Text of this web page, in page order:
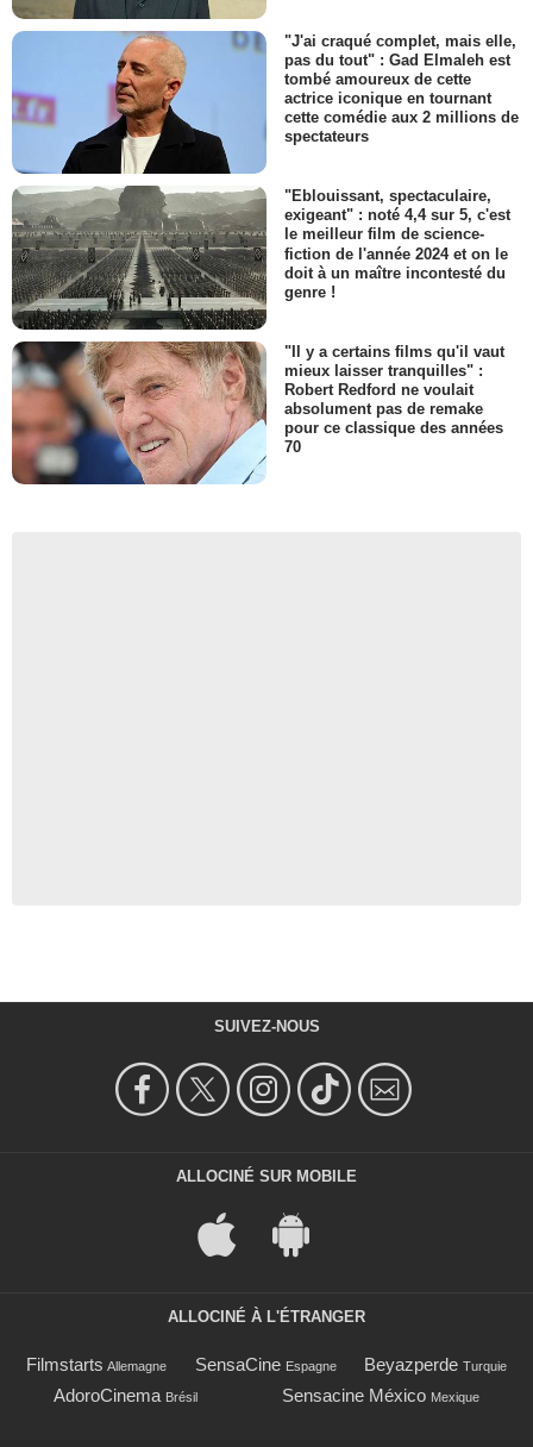
"J'ai craqué complet, mais elle,
pas du tout" : Gad Elmaleh est
tombé amoureux de cette
actrice iconique en tournant
cette comédie aux 2 millions de
spectateurs
"Eblouissant, spectaculaire,
exigeant" : noté 4,4 sur 5, c'est
le meilleur film de science-
fiction de l'année 2024 et on le
doit à un maître incontesté du
genre !
"Il y a certains films qu'il vaut
mieux laisser tranquilles" :
Robert Redford ne voulait
absolument pas de remake
pour ce classique des années
70
SUIVEZ-NOUS
ALLOCINÉ SUR MOBILE
ALLOCINÉ À L'ÉTRANGER
Filmstarts Allemagne SensaCine Espagne Beyazperde Turquie
AdoroCinema Brésil Sensacine México Mexique